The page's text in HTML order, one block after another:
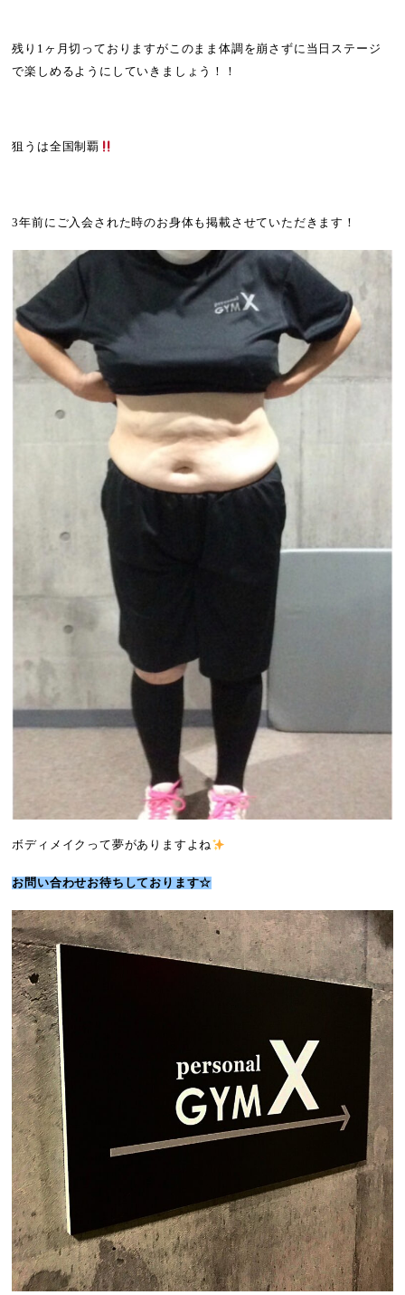
残り1ヶ月切っておりますがこのまま体調を崩さずに当日ステージ
で楽しめるようにしていきましょう！！
狙うは全国制覇
3年前にご入会された時のお身体も掲載させていただきます！
ボディメイクって夢がありますよね
お問い合わせお待ちしております☆